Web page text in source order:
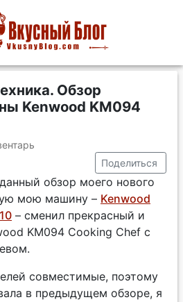
Обзор
Kenwood KM094
Поделиться
обзор моего нового
мою машину – Kenwood
– сменил прекрасный и
KM094 Cooking Chef с
совместимые, поэтому
в предыдущем обзоре, я